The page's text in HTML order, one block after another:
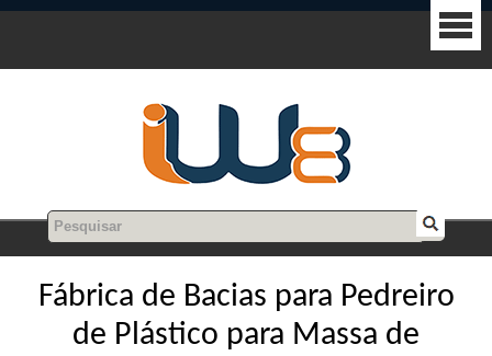
Fábrica de Bacias para Pedreiro
de Plástico para Massa de